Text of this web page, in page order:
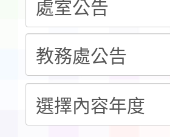
域)，申請變
會活動流程
函轉桃園市
童軍小隊長